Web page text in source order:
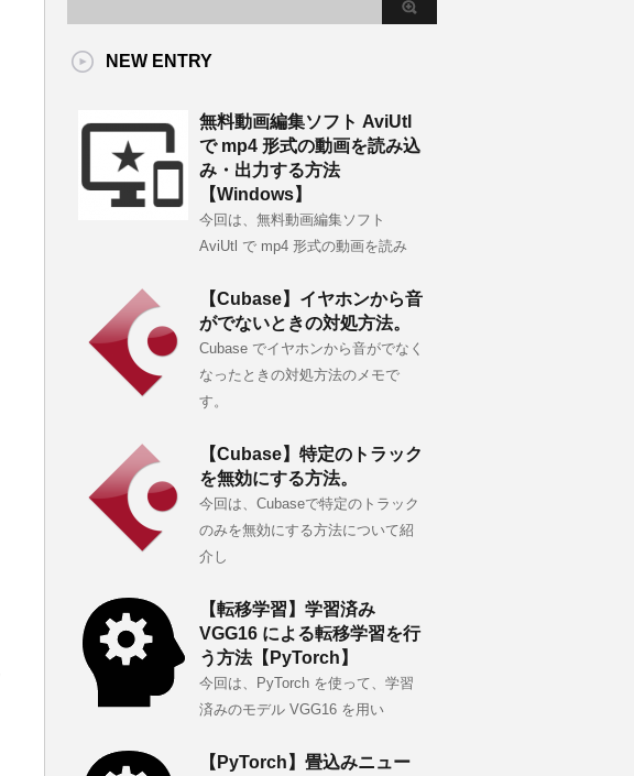
NEW ENTRY
無料動画編集ソフト AviUtl
で mp4 形式の動画を読み込
み・出力する方法
【Windows】
今回は、無料動画編集ソフト
AviUtl で mp4 形式の動画を読み
【Cubase】イヤホンから音
がでないときの対処方法。
Cubase でイヤホンから音がでなく
なったときの対処方法のメモで
す。
【Cubase】特定のトラック
を無効にする方法。
今回は、Cubaseで特定のトラック
のみを無効にする方法について紹
介し
【転移学習】学習済み
VGG16 による転移学習を行
う方法【PyTorch】
今回は、PyTorch を使って、学習
済みのモデル VGG16 を用い
【PyTorch】畳込みニュー